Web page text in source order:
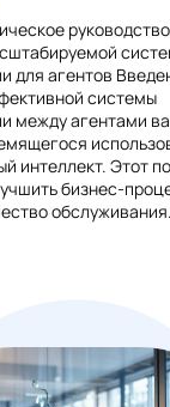
для агентов
системы
между агентами
интеллект. Этот
бизнес-